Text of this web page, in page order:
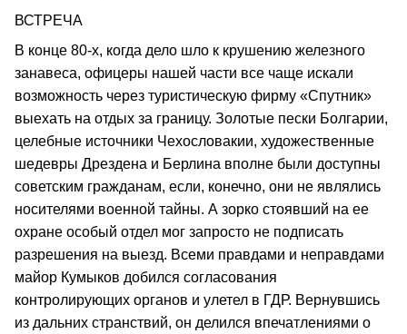
ВСТРЕЧА
В конце 80-х, когда дело шло к крушению железного
занавеса, офицеры нашей части все чаще искали
возможность через туристическую фирму «Спутник»
выехать на отдых за границу. Золотые пески Болгарии,
целебные источники Чехословакии, художественные
шедевры Дрездена и Берлина вполне были доступны
советским гражданам, если, конечно, они не являлись
носителями военной тайны. А зорко стоявший на ее
охране особый отдел мог запросто не подписать
разрешения на выезд. Всеми правдами и неправдами
майор Кумыков добился согласования
контролирующих органов и улетел в ГДР. Вернувшись
из дальних странствий, он делился впечатлениями о